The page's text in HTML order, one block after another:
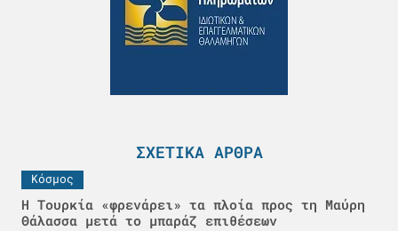
ΣΧΕΤΙΚΆ ΆΡΘΡΑ
Κόσμος
Η Τουρκία «φρενάρει» τα πλοία προς τη Μαύρη
Θάλασσα μετά το μπαράζ επιθέσεων